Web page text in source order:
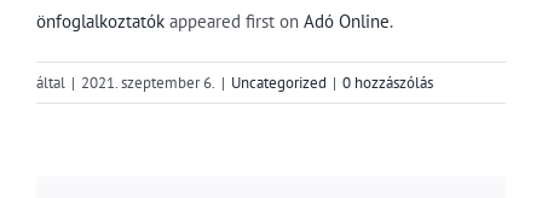
önfoglalkoztatók appeared first on Adó Online.
által | 2021. szeptember 6. | Uncategorized | 0 hozzászólás